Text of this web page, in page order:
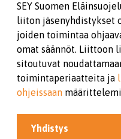
SEY Suomen
liiton jäsenyhdistykset
joiden toimintaa
omat säännöt. Liittoon
sitoutuvat
toimintaperiaatteita ja
ohjeissaan
Yhdistys